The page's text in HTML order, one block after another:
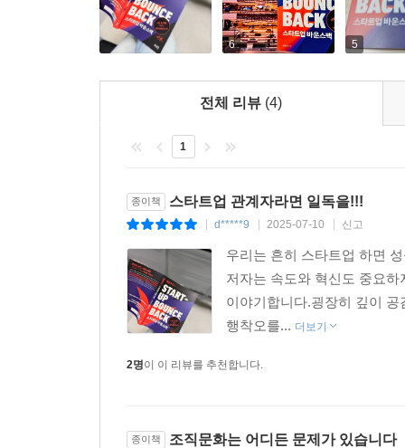
6 5
전체 리뷰 (4)
1
종이책 스타트업 관계자라면 일독을!!!
d*****9 2025-07-10 신고
우리는 흔히 스타트업 하면
저자는 속도와 혁신도 중요
이야기합니다.굉장히 깊이
행착오를... 더보기
2명이 이 리뷰를 추천합니다.
종이책 조직문화는 어디든 문제가 있습니다